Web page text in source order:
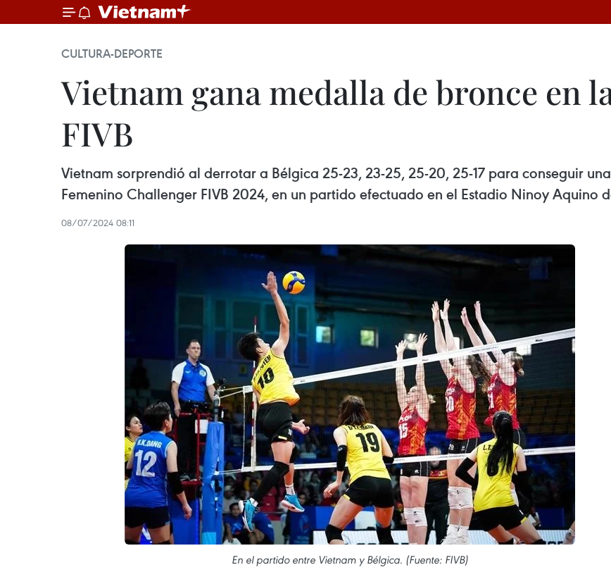
CULTURA-DEPORTE
Vietnam gana medalla de bronce en
FIVB
Vietnam sorprendió al derrotar a Bélgica 25-23, 23-25, 25-20, 25-17 para conseguir
Femenino Challenger FIVB 2024, en un partido efectuado en el Estadio Ninoy Aquino
08/07/2024 08:11
En el partido entre Vietnam y Bélgica. (Fuente: FIVB)